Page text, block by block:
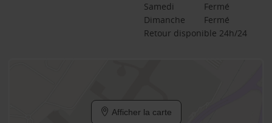
Samedi
Fermé
Dimanche
Fermé
Retour disponible 24h/24
Afficher la carte